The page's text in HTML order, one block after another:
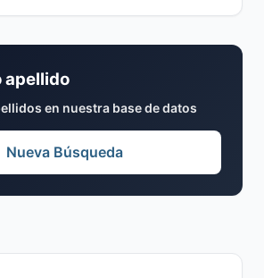
apellido
en nuestra base de datos
Nueva Búsqueda